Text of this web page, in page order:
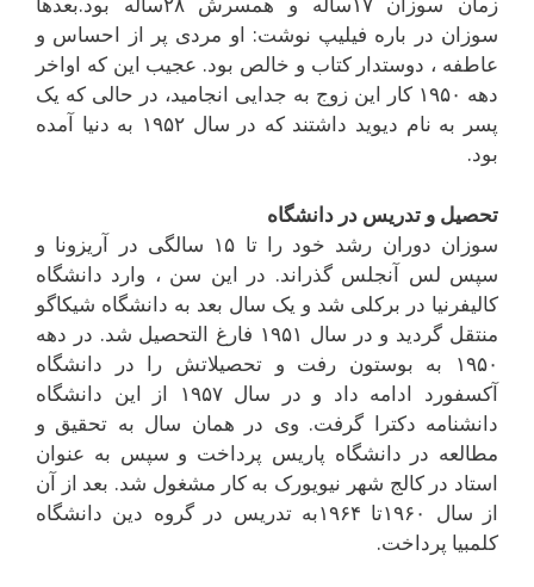
سوزان در باره فيليپ نوشت: او مردى پر از احساس و
عاطفه ، دوستدار کتاب و خالص بود. عجيب اين که اواخر
دهه ۱۹۵۰ کار اين زوج به جدايى انجاميد، در حالى که يک
پسر به نام ديويد داشتند که در سال ۱۹۵۲ به دنيا آمده
بود.
تحصيل و تدريس در دانشگاه
سوزان دوران رشد خود را تا ۱۵ سالگى در آريزونا و
سپس لس آنجلس گذراند. در اين سن ، وارد دانشگاه
کاليفرنيا در برکلى شد و يک سال بعد به دانشگاه شيکاگو
منتقل گرديد و در سال ۱۹۵۱ فارغ التحصيل شد. در دهه
۱۹۵۰ به بوستون رفت و تحصيلاتش را در دانشگاه
آکسفورد ادامه داد و در سال ۱۹۵۷ از اين دانشگاه
دانشنامه دکترا گرفت. وى در همان سال به تحقيق و
مطالعه در دانشگاه پاريس پرداخت و سپس به عنوان
استاد در کالج شهر نيويورک به کار مشغول شد. بعد از آن
از سال ۱۹۶۰تا ۱۹۶۴به تدريس در گروه دين دانشگاه
کلمبيا پرداخت.